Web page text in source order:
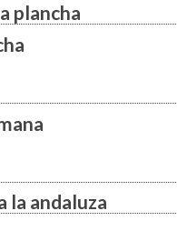
plancha
la andaluza